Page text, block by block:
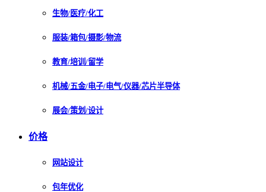
生物/医疗/化工
服装/箱包/摄影/物流
教育/培训/留学
机械/五金/电子/电气/仪器/芯片半导体
展会/策划/设计
价格
网站设计
包年优化